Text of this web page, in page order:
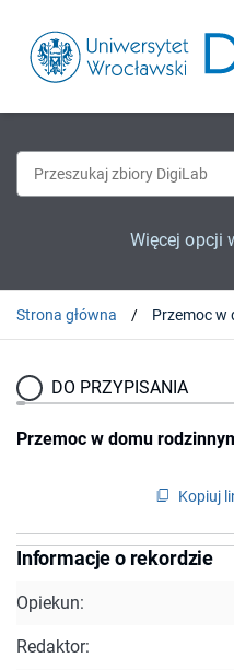
Więcej opcji
Strona główna Przemoc w
DO PRZYPISANIA
Przemoc w domu
Kopiuj
Informacje o rekordzie
Opiekun:
Redaktor: